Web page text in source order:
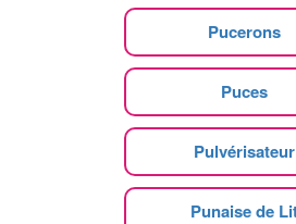
Pucerons
Puces
Pulvérisateur
Punaise de